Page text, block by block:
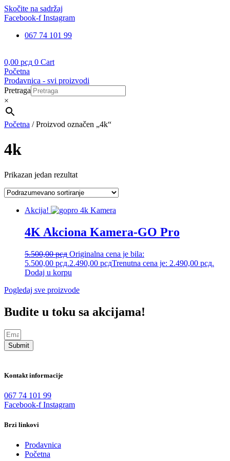
Skočite na sadržaj
Facebook-f Instagram
067 74 101 99
0,00 рсд 0 Cart
Početna
Prodavnica - svi proizvodi
Pretraga
×
Početna / Proizvod označen „4k“
4k
Prikazan jedan rezultat
Akcija!
4K Akciona Kamera-GO Pro
5.500,00рсд Originalna cena je bila:
5.500,00 рсд.2.490,00 рсдTrenutna cena je: 2.490,00 рсд.
Dodaj u korpu
Pogledaj sve proizvode
Budite u toku sa akcijama!
Submit
Kontakt informacije
067 74 101 99
Facebook-f Instagram
Brzi linkovi
Prodavnica
Početna